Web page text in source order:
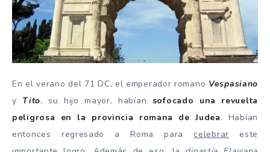
En el verano del 71 DC, el emperador romano Vespasiano
y Tito, su hijo mayor, habían sofocado una revuelta
peligrosa en la provincia romana de Judea. Habían
entonces regresado a Roma para celebrar este